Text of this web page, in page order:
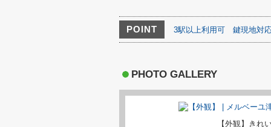
POINT 3駅以上利用可 鍵現地対
PHOTO GALLERY
【外観】きれ